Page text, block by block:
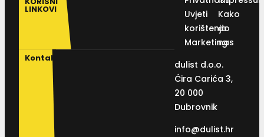
LINKOVI
Uvjeti
korištenja
Marketing
Kako
do
nas
Kontakt
dulist d.o.o.
Ćira Carića 3,
20 000
Dubrovnik
info@dulist.hr